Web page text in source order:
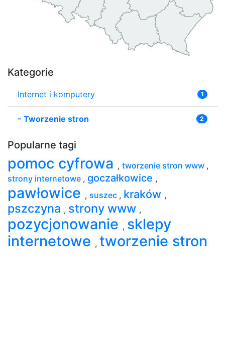
Kategorie
Internet i komputery 1
- Tworzenie stron 2
Popularne tagi
pomoc cyfrowa , tworzenie stron www ,
strony internetowe , goczałkowice ,
pawłowice , suszec , kraków ,
pszczyna , strony www ,
pozycjonowanie , sklepy
internetowe , tworzenie stron